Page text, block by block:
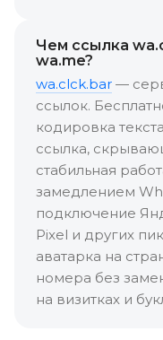
Чем ссылка
wa.me?
wa.clck.bar —
ссылок.
кодировка
ссылка,
стабильная
замедлением
подключение
Pixel и других
аватарка на
номера без
на визитках и